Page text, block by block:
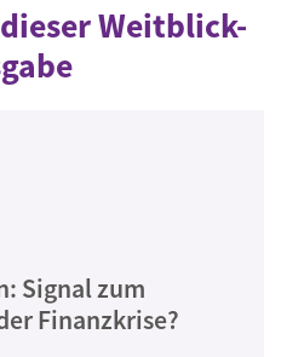
Weitblick-
Signal zum
Finanzkrise?